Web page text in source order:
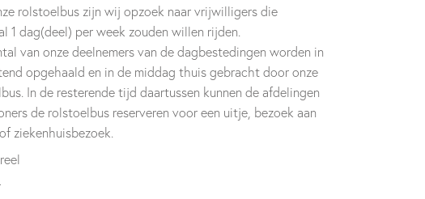
rolstoelbus zijn wij opzoek naar vrijwilligers die
1 dag(deel) per week zouden willen rijden.
van onze deelnemers van de dagbestedingen worden in
opgehaald en in de middag thuis gebracht door onze
In de resterende tijd daartussen kunnen de afdelingen
de rolstoelbus reserveren voor een uitje, bezoek aan
ziekenhuisbezoek.